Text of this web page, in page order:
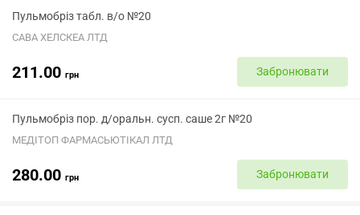
Пульмобріз табл. в/о №20
САВА ХЕЛСКЕА ЛТД
211.00 грн Забронювати
Пульмобріз пор. д/оральн. сусп. саше 2г №20
МЕДІТОП ФАРМАСЬЮТІКАЛ ЛТД
280.00 грн Забронювати